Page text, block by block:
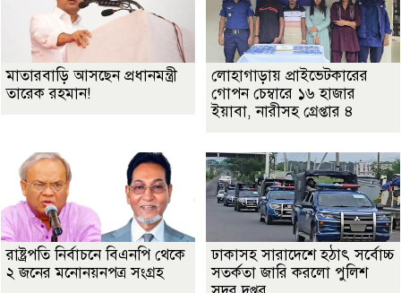
মাতারবাড়ি আসছেন প্রধানমন্ত্রী
তারেক রহমান!
লোহাগাড়ায় প্রাইভেটকারের
গোপন চেম্বারে ১৬ হাজার
ইয়াবা, নারীসহ গ্রেপ্তার ৪
রাষ্ট্রপতি নির্বাচনে বিএনপি থেকে
২ জনের মনোনয়নপত্র সংগ্রহ
ঢাকাসহ সারাদেশে হঠাৎ সর্বোচ্চ
সতর্কতা জা‌রি করলো পুলিশ